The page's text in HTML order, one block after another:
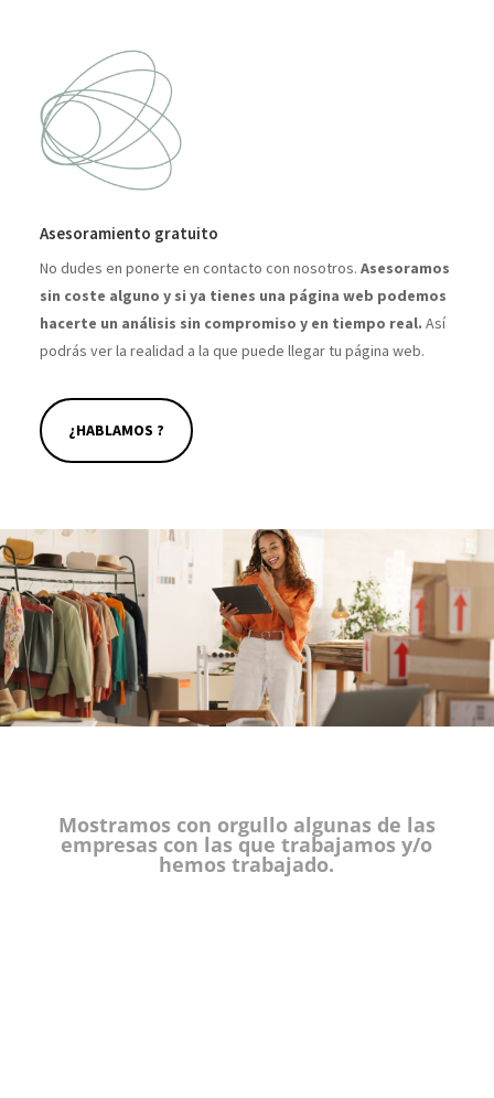
Asesoramiento gratuito
No dudes en ponerte en contacto con nosotros. Asesoramos
sin coste alguno y si ya tienes una página web podemos
hacerte un análisis sin compromiso y en tiempo real. Así
podrás ver la realidad a la que puede llegar tu página web.
¿HABLAMOS ?
Mostramos con orgullo algunas de las
empresas con las que trabajamos y/o
hemos trabajado.